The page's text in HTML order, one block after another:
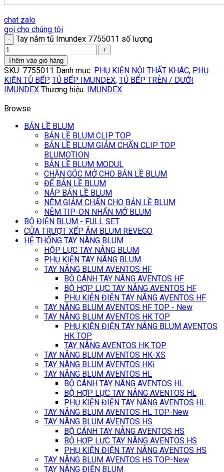
chat zalo
gọi cho chúng tôi
Tay nắm tủ Imundex 7755011 số lượng
Thêm vào giỏ hàng
SKU: 7755011 Danh mục: PHỤ KIỆN NỘI THẤT KHÁC, PHỤ
KIỆN TỦ BẾP, TỦ BẾP IMUNDEX, TỦ BẾP TRÊN / DƯỚI
IMUNDEX Thương hiệu: IMUNDEX
Browse
BẢN LỀ BLUM
BẢN LỀ BLUM CLIP TOP
BẢN LỀ BLUM GIẢM CHẤN CLIP TOP
BLUMOTION
BẢN LỀ BLUM MODUL
CHẶN GÓC MỞ CHO BẢN LỀ BLUM
ĐẾ BẢN LỀ BLUM
NẮP BẢN LỀ BLUM
NÊM GIẢM CHẤN CHO BẢN LỀ BLUM
NÊM TIP-ON NHẤN MỞ BLUM
BỘ ĐIỆN BLUM - FULL SET
CỬA TRƯỢT XẾP ÂM BLUM REVEGO
HỆ THỐNG TAY NÂNG BLUM
HỘP LỰC TAY NÂNG BLUM
PHỤ KIỆN TAY NÂNG BLUM
TAY NÂNG BLUM AVENTOS HF
BỘ CÁNH TAY NÂNG AVENTOS HF
BỘ HỢP LỰC TAY NÂNG AVENTOS HF
PHỤ KIỆN ĐIỆN TAY NÂNG AVENTOS HF
TAY NÂNG BLUM AVENTOS HF TOP - New
TAY NÂNG BLUM AVENTOS HK TOP
PHỤ KIỆN ĐIỆN TAY NÂNG BLUM AVENTOS
HK TOP
TAY NÂNG AVENTOS HK TOP
TAY NÂNG BLUM AVENTOS HK-XS
TAY NÂNG BLUM AVENTOS HKi
TAY NÂNG BLUM AVENTOS HL
BỘ CÁNH TAY NÂNG AVENTOS HL
BỘ HỢP LỰC TAY NÂNG AVENTOS HL
PHỤ KIỆN ĐIỆN TAY NÂNG AVENTOS HL
TAY NÂNG BLUM AVENTOS HL TOP-New
TAY NÂNG BLUM AVENTOS HS
BỘ CÁNH TAY NÂNG AVENTOS HS
BỘ HỢP LỰC TAY NÂNG AVENTOS HS
PHỤ KIỆN ĐIỆN TAY NÂNG AVENTOS HS
TAY NÂNG BLUM AVENTOS HS TOP-New
TAY NÂNG ĐIỆN BLUM